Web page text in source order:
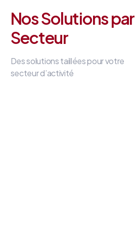
Nos Solutions par
Secteur
Des solutions taillées pour votre
secteur d’activité